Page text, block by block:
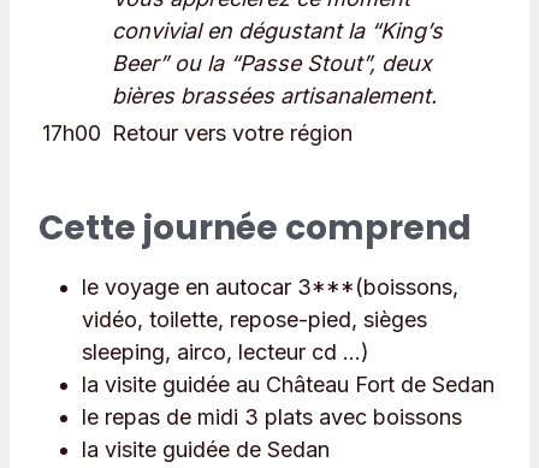
convivial en dégustant la “King’s
Beer” ou la “Passe Stout”, deux
bières brassées artisanalement.
17h00 Retour vers votre région
Cette journée comprend
le voyage en autocar 3***(boissons,
vidéo, toilette, repose-pied, sièges
sleeping, airco, lecteur cd …)
la visite guidée au Château Fort de Sedan
le repas de midi 3 plats avec boissons
la visite guidée de Sedan